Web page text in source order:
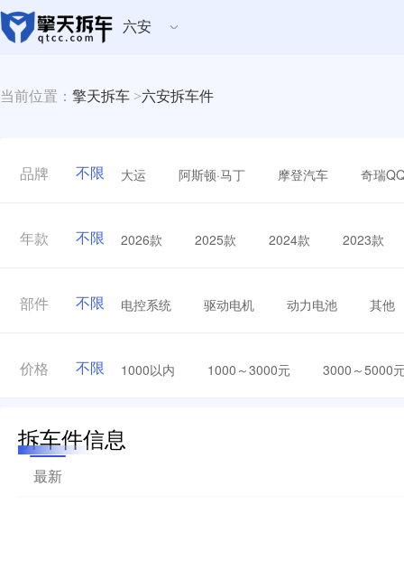
六安
当前位置： 擎天拆车 >六安拆车件
品牌 不限 大运 阿斯顿·马丁 摩登汽车 奇瑞
年款 不限 2026款 2025款 2024款 2023款
部件 不限 电控系统 驱动电机 动力电池 其他
价格 不限 1000以内 1000～3000元 3000～5000
拆车件信息
最新